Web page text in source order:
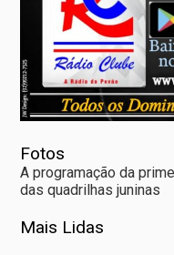
Fotos
A programação da
das quadrilhas juninas
Mais Lidas